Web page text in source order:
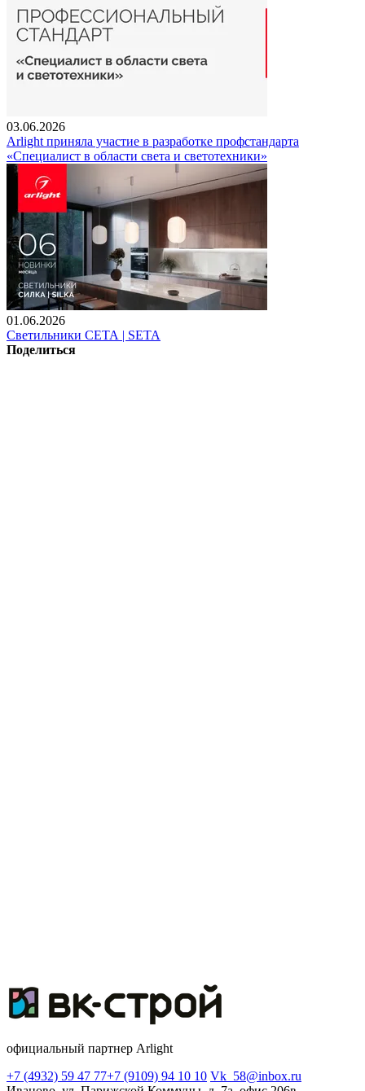
03.06.2026
Arlight приняла участие в разработке профстандарта
«Специалист в области света и светотехники»
01.06.2026
Светильники СЕТА | SETA
Поделиться
официальный партнер Arlight
+7 (4932) 59 47 77+7 (9109) 94 10 10 Vk_58@inbox.ru